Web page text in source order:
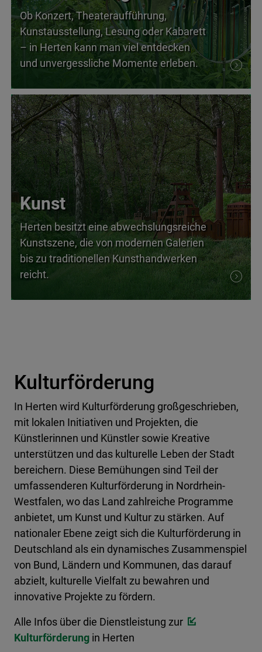
Ob Konzert, Theateraufführung,
Kunstausstellung, Lesung oder Kabarett
– in Herten kann man viel entdecken
und unvergessliche Momente erleben.
Kunst
Herten besitzt eine abwechslungsreiche
Kunstszene, die von modernen Galerien
bis zu traditionellen Kunsthandwerken
reicht.
Kulturförderung
In Herten wird Kulturförderung großgeschrieben,
mit lokalen Initiativen und Projekten, die
Künstlerinnen und Künstler sowie Kreative
unterstützen und das kulturelle Leben der Stadt
bereichern. Diese Bemühungen sind Teil der
umfassenderen Kulturförderung in Nordrhein-
Westfalen, wo das Land zahlreiche Programme
anbietet, um Kunst und Kultur zu stärken. Auf
nationaler Ebene zeigt sich die Kulturförderung in
Deutschland als ein dynamisches Zusammenspiel
von Bund, Ländern und Kommunen, das darauf
abzielt, kulturelle Vielfalt zu bewahren und
innovative Projekte zu fördern.
Alle Infos über die Dienstleistung zur
Kulturförderung in Herten